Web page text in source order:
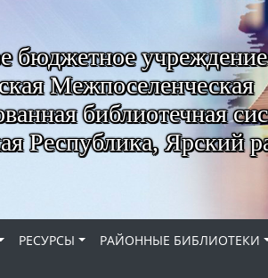
бюджетное
Межпоселенческая
библиотечная
Республика, Ярский
РЕСУРСЫ РАЙОННЫЕ БИБЛИОТЕКИ